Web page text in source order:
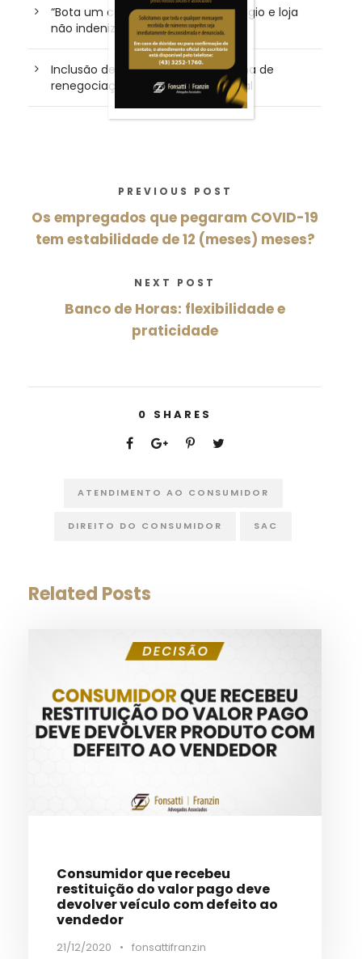
“Bota um cropped”: TJ/PR nega plágio e loja
não indenizará influenciadora
Inclusão de devedor em plataforma de
renegociação não gera dano moral
PREVIOUS POST
Os empregados que pegaram COVID-19
tem estabilidade de 12 (meses) meses?
NEXT POST
Banco de Horas: flexibilidade e
praticidade
0 SHARES
ATENDIMENTO AO CONSUMIDOR
DIREITO DO CONSUMIDOR SAC
Related Posts
Consumidor que recebeu
restituição do valor pago deve
devolver veículo com defeito ao
vendedor
21/12/2020 • fonsattifranzin